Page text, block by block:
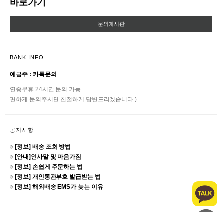
바로가기
문의게시판
BANK INFO
예금주 : 카톡문의
연중무휴 24시간 문의 가능
편하게 문의주시면 친절하게 답변드리겠습니다:)
공지사항
[정보] 배송 조회 방법
[안내]인사말 및 마음가짐
[정보] 손쉽게 주문하는 법
[정보] 개인통관부호 발급받는 법
[정보] 해외배송 EMS가 늦는 이유